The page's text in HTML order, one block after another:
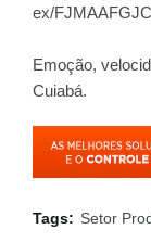
ex/
Emoção,
Cuiabá.
Tags: Setor